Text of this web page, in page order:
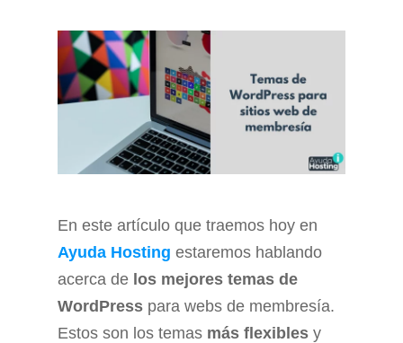
En este artículo que traemos hoy en
Ayuda Hosting estaremos hablando
acerca de los mejores temas de
WordPress para webs de membresía.
Estos son los temas más flexibles y